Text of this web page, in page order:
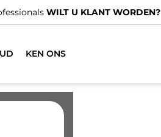
WILT U KLANT WORDEN?
KEN ONS